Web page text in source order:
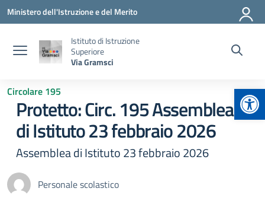
Vai ai contenuti
Vai al menu di navigazione
Vai al footer
Ministero dell'Istruzione e del Merito
Istituto di Istruzione
Superiore
Via Gramsci
Circolare 195
Protetto: Circ. 195 Assemblea
di Istituto 23 febbraio 2026
Assemblea di Istituto 23 febbraio 2026
Personale scolastico